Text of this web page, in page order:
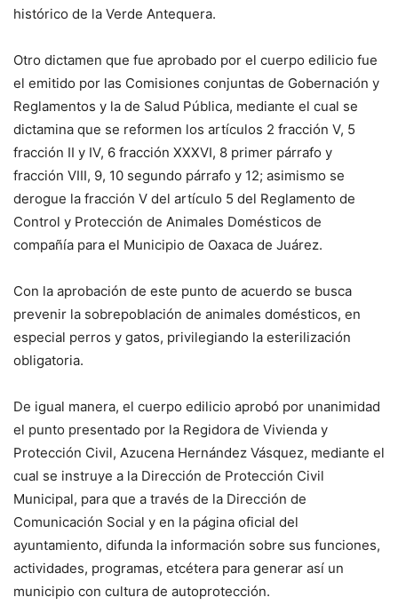
histórico de la Verde Antequera.
Otro dictamen que fue aprobado por el cuerpo edilicio fue
el emitido por las Comisiones conjuntas de Gobernación y
Reglamentos y la de Salud Pública, mediante el cual se
dictamina que se reformen los artículos 2 fracción V, 5
fracción II y IV, 6 fracción XXXVI, 8 primer párrafo y
fracción VIII, 9, 10 segundo párrafo y 12; asimismo se
derogue la fracción V del artículo 5 del Reglamento de
Control y Protección de Animales Domésticos de
compañía para el Municipio de Oaxaca de Juárez.
Con la aprobación de este punto de acuerdo se busca
prevenir la sobrepoblación de animales domésticos, en
especial perros y gatos, privilegiando la esterilización
obligatoria.
De igual manera, el cuerpo edilicio aprobó por unanimidad
el punto presentado por la Regidora de Vivienda y
Protección Civil, Azucena Hernández Vásquez, mediante el
cual se instruye a la Dirección de Protección Civil
Municipal, para que a través de la Dirección de
Comunicación Social y en la página oficial del
ayuntamiento, difunda la información sobre sus funciones,
actividades, programas, etcétera para generar así un
municipio con cultura de autoprotección.